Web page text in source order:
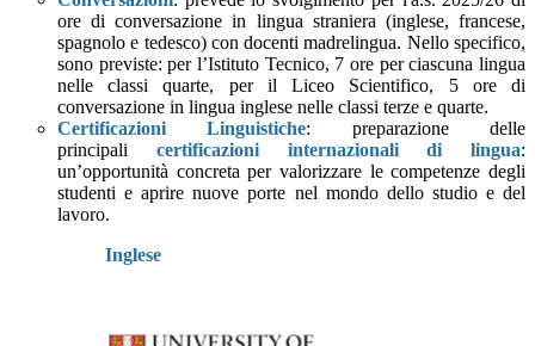
ore di conversazione in lingua straniera (inglese, francese,
spagnolo e tedesco) con docenti madrelingua. Nello specifico,
sono previste: per l’Istituto Tecnico, 7 ore per ciascuna lingua
nelle classi quarte, per il Liceo Scientifico, 5 ore di
conversazione in lingua inglese nelle classi terze e quarte.
Certificazioni Linguistiche: preparazione delle
principali certificazioni internazionali di lingua:
un’opportunità concreta per valorizzare le competenze degli
studenti e aprire nuove porte nel mondo dello studio e del
lavoro.
Inglese